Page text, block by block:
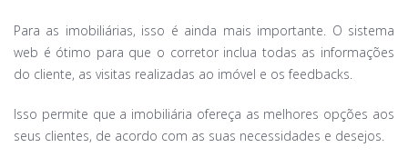
Para as imobiliárias, isso é ainda mais importante. O sistema
web é ótimo para que o corretor inclua todas as informações
do cliente, as visitas realizadas ao imóvel e os feedbacks.
Isso permite que a imobiliária ofereça as melhores opções aos
seus clientes, de acordo com as suas necessidades e desejos.